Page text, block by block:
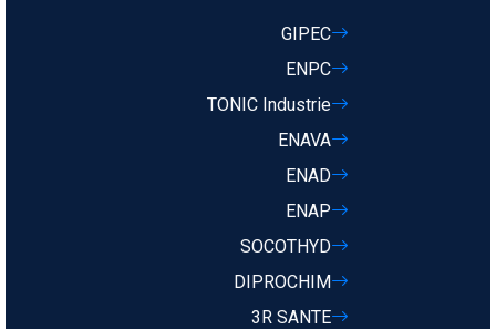
GIPEC
ENPC
TONIC Industrie
ENAVA
ENAD
ENAP
SOCOTHYD
DIPROCHIM
3R SANTE